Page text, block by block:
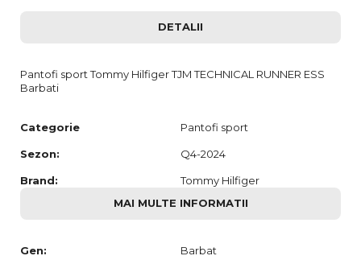
DETALII
Pantofi sport Tommy Hilfiger TJM TECHNICAL RUNNER ESS
Barbati
Categorie Pantofi sport
Sezon: Q4-2024
Brand:
Tommy Hilfiger
MAI MULTE INFORMATII
Gen: Barbat